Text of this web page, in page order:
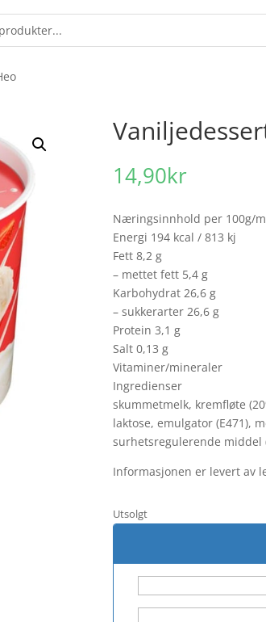
14,90kr
Næringsinnhold per 100g/
Energi 194 kcal / 813 kj
Fett 8,2 g
– mettet fett 5,4 g
Karbohydrat 26,6 g
– sukkerarter 26,6 g
Protein 3,1 g
Salt 0,13 g
Vitaminer/mineraler
Ingredienser
skummetmelk, kremfløte
laktose, emulgator (E471),
surhetsregulerende middel
Informasjonen er levert av
Utsolgt